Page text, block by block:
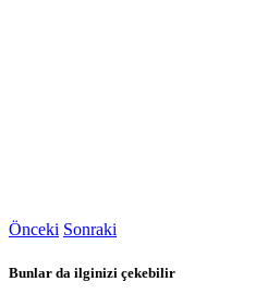
Önceki Sonraki
Bunlar da ilginizi çekebilir